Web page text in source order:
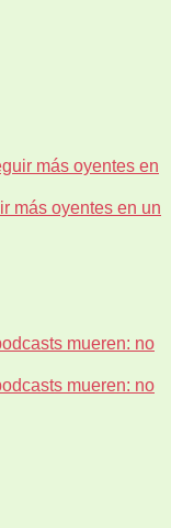
más oyentes en
más oyentes en un
mueren: no
mueren: no